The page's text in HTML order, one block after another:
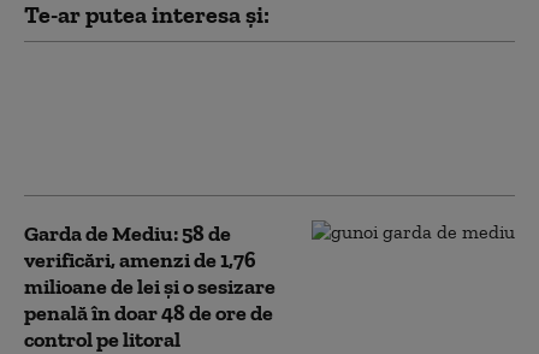
Te-ar putea interesa și:
Garda de Mediu: 58 de
verificări, amenzi de 1,76
milioane de lei şi o sesizare
penală în doar 48 de ore de
control pe litoral